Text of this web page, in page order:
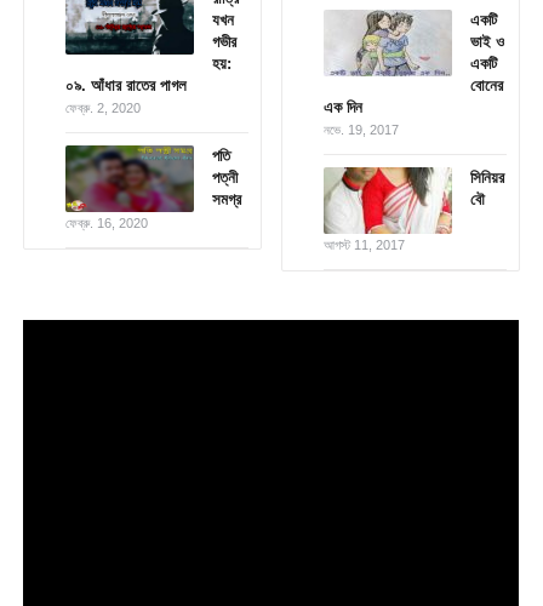
যখন
গভীর
হয়:
০৯. আঁধার রাতের পাগল
ফেব্রু. 2, 2020
পতি
পত্নী
সমগ্র
ফেব্রু. 16, 2020
একটি
ভাই ও
একটি
বোনের
এক দিন
নভে. 19, 2017
সিনিয়র
বৌ
আগস্ট 11, 2017